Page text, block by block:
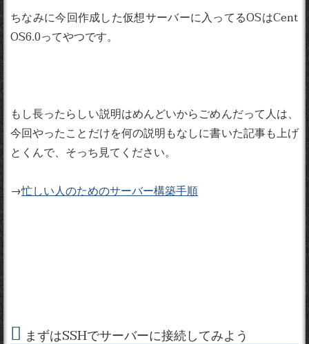
ちなみに今回作成した仮想サーバーに入ってるOSはCent
OS6.0ってやつです。
もし長ったらしい説明はめんどいからごめんだって人は、
今回やったことだけを何の説明もなしに書いた記事も上げ
とくんで、そっち見てください。
→忙しい人のためのサーバー構築手順
まずはSSHでサーバーに接続してみよう